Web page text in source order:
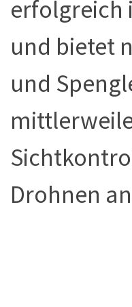
erfolgreich
und bietet
und
Drohnen